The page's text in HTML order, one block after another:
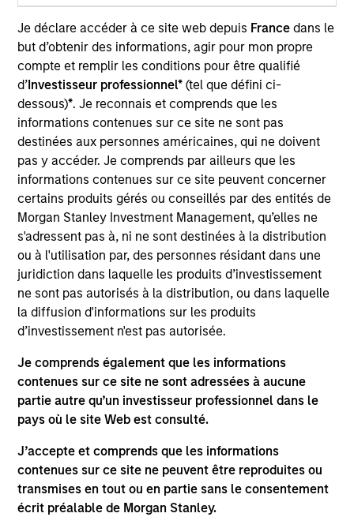
Je déclare accéder à ce site web depuis France dans le
but d’obtenir des informations, agir pour mon propre
compte et remplir les conditions pour être qualifié
d’Investisseur professionnel*(tel que défini ci-
dessous)*. Je reconnais et comprends que les
informations contenues sur ce site ne sont pas
destinées aux personnes américaines, qui ne doivent
pas y accéder. Je comprends par ailleurs que les
informations contenues sur ce site peuvent concerner
certains produits gérés ou conseillés par des entités de
Morgan Stanley Investment Management, qu’elles ne
s'adressent pas à, ni ne sont destinées à la distribution
ou à l'utilisation par, des personnes résidant dans une
juridiction dans laquelle les produits d’investissement
ne sont pas autorisés à la distribution, ou dans laquelle
la diffusion d'informations sur les produits
d’investissement n'est pas autorisée.
Je comprends également que les informations
contenues sur ce site ne sont adressées à aucune
partie autre qu’un investisseur professionnel dans le
pays où le site Web est consulté.
J’accepte et comprends que les informations
contenues sur ce site ne peuvent être reproduites ou
transmises en tout ou en partie sans le consentement
écrit préalable de Morgan Stanley.
Overview
Seeks to provide an attractive total return, with low
correlation to traditional asset classes.
Portfolio Managers
Eban Cucinotta
Managing Director
Steven Shin
Vice President
Ping Chen
Executive Director